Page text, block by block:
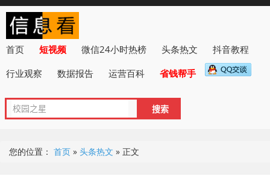
首页 短视频 微信24小时热榜 头条热文
抖音教程
行业观察
数据报告 运营百科 省钱帮手
您的位置： 首页 » 头条热文 » 正文